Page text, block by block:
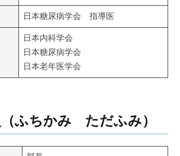
日本糖尿病学会 指導医
日本内科学会
日本糖尿病学会
日本老年医学会
ふちかみ ただふみ）